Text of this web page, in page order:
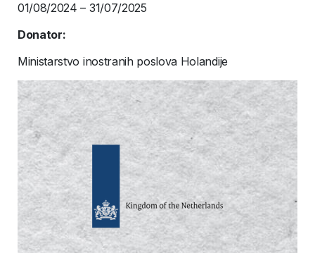
01/08/2024 – 31/07/2025
Donator:
Ministarstvo inostranih poslova Holandije